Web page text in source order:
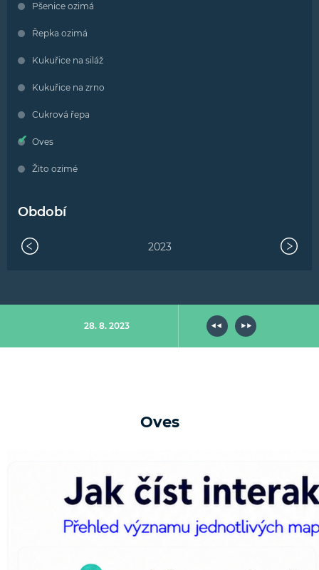
Pšenice ozimá
Řepka ozimá
Kukuřice na siláž
Kukuřice na zrno
Cukrová řepa
Oves
Žito ozimé
Období
2023
28. 8. 2023
Oves